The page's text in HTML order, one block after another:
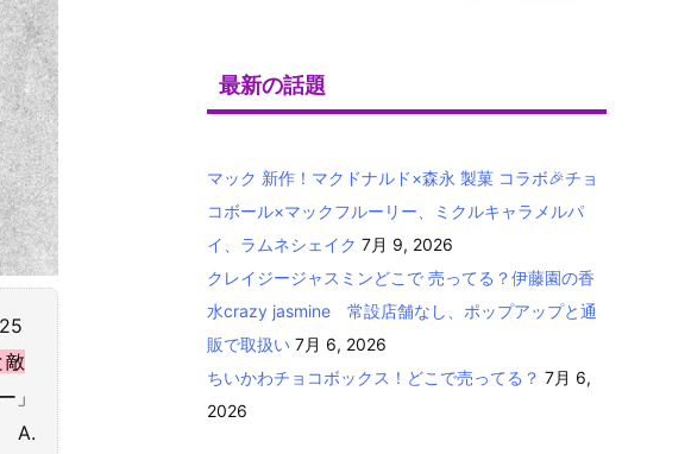
敵
」
A.
最新の話題
マック 新作！マクドナルド×森永 製菓 コラボ🎉チョ
コボール×マックフルーリー、ミクルキャラメルパ
イ、ラムネシェイク 7月 9, 2026
クレイジージャスミンどこで 売ってる？伊藤園の香
水crazy jasmine 常設店舗なし、ポップアップと通
販で取扱い 7月 6, 2026
ちいかわチョコボックス！どこで売ってる？ 7月 6,
2026